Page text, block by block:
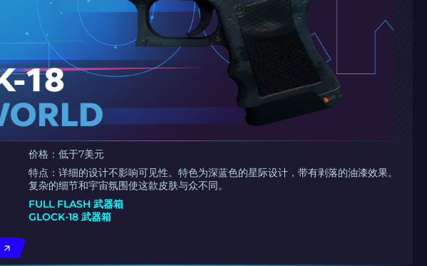
价格：低于7美元
特点：详细的设计不影响可见性。特色为深蓝色的星际设计，带有剥落的油漆效果。
复杂的细节和宇宙氛围使这款皮肤与众不同。
FULL FLASH 武器箱
GLOCK-18 武器箱